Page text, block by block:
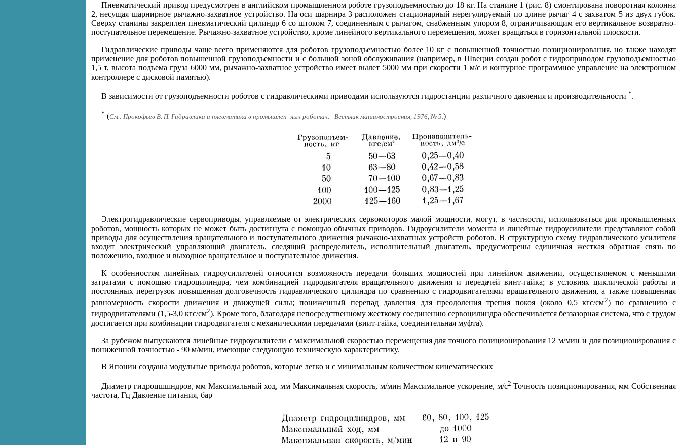
Пневматический привод предусмотрен в английском промышленном роботе грузоподъемностью до 18 кг. На станине 1 (рис. 8) смонтирована поворотная колонна
2, несущая шарнирное рычажно-захватное устройство. На оси шарнира 3 расположен стационарный нерегулируемый по длине рычаг 4 с захватом 5 из двух губок.
Сверху станины закреплен пневматический цилиндр 6 со штоком 7, соединенным с рычагом, снабженным упором 8, ограничивающим его вертикальное возвратно-
поступательное перемещение. Рычажно-захватное устройство, кроме линейного вертикального перемещения, может вращаться в горизонтальной плоскости.
Гидравлические приводы чаще всего применяются для роботов грузоподъемностью более 10 кг с повышенной точностью позиционирования, но также находят
применение для роботов повышенной грузоподъемности и с большой зоной обслуживания (например, в Швеции создан робот с гидроприводом грузоподъемностью
1,5 т, высота подъема груза 6000 мм, рычажно-захватное устройство имеет вылет 5000 мм при скорости 1 м/с и контурное программное управление на электронном
контроллере с дисковой памятью).
В зависимости от грузоподъемности роботов с гидравлическими приводами используются гидростанции различного давления и производительности *.
* (См.: Прокофьев В. П. Гидравлика и пневматика в промышлеп- ных роботах. - Вестник машиностроения, 1976, № 5.)
Электрогидравлические сервоприводы, управляемые от электрических сервомоторов малой мощности, могут, в частности, использоваться для промышленных
роботов, мощность которых не может быть достигнута с помощью обычных приводов. Гидроусилители момента и линейные гидроусилители представляют собой
приводы для осуществления вращательного и поступательного движения рычажно-захватных устройств роботов. В структурную схему гидравлического усилителя
входит электрический управляющий двигатель, следящий распределитель, исполнительный двигатель, предусмотрены единичная жесткая обратная связь по
положению, входное и выходное вращательное и поступательное движения.
К особенностям линейных гидроусилителей относится возможность передачи больших мощностей при линейном движении, осуществляемом с меньшими
затратами с помощью гидроцилиндра, чем комбинацией гидродвигателя вращательного движения и передачей винт-гайка; в условиях циклической работы и
постоянных перегрузок повышенная долговечность гидравлического цилиндра по сравнению с гидродвигателями вращательного движения, а также повышенная
равномерность скорости движения и движущей силы; пониженный перепад давления для преодоления трепия покоя (около 0,5 кгс/см2) по сравнению с
гидродвигателями (1,5-3,0 кгс/см2). Кроме того, благодаря непосредственному жесткому соединению сервоцилиндра обеспечивается беззазорная система, что с трудом
достигается при комбинации гидродвигателя с механическими передачами (виит-гайка, соединительная муфта).
За рубежом выпускаются линейные гидроусилители с максимальной скоростью перемещения для точного позиционирования 12 м/мин и для позиционирования с
пониженной точностью - 90 м/мин, имеющие следующую техническую характеристику.
В Японии созданы модульные приводы роботов, которые легко и с минимальным количеством кинематических
Диаметр гидроцшшндров, мм Максимальный ход, мм Максимальная скорость, м/мин Максимальное ускорение, м/с2 Точность позиционирования, мм Собственная
частота, Гц Давление питания, бар